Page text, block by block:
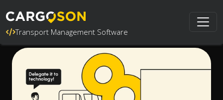
Transport Management Software